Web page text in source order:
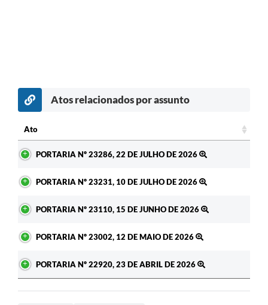
Atos relacionados por assunto
Ato
PORTARIA Nº 23286, 22 DE JULHO DE 2026
PORTARIA Nº 23231, 10 DE JULHO DE 2026
PORTARIA Nº 23110, 15 DE JUNHO DE 2026
PORTARIA Nº 23002, 12 DE MAIO DE 2026
PORTARIA Nº 22920, 23 DE ABRIL DE 2026